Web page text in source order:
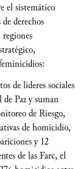
el sistemático
derechos
de líderes sociales
Paz y suman
de Riesgo,
de homicidio,
y 12
de las Farc, el